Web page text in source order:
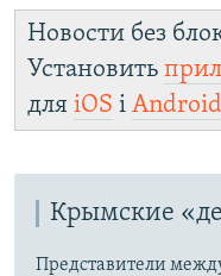
Новости без
Установить
для iOS і Android
Крымские
Представители